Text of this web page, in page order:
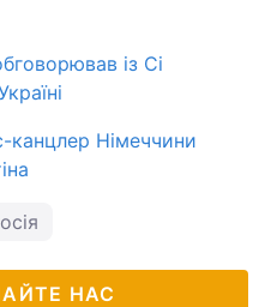
із Сі
Німеччини
НАС